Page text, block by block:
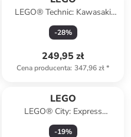
LEGO® Technic: Kawasaki
Ninja H2R Motorcycle - 10+
-28%
249,95 zł
Cena producenta: 347,96 zł*
LEGO
LEGO® City: Express
passenger train - 7+
-19%